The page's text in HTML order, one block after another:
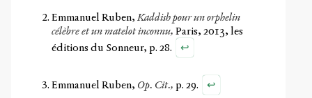
Emmanuel Ruben,Kaddish pour un orphelin
célèbre et un matelot inconnu, Paris, 2013, les
éditions du Sonneur, p. 28.
↩
Emmanuel Ruben, Op. Cit., p. 29. ↩